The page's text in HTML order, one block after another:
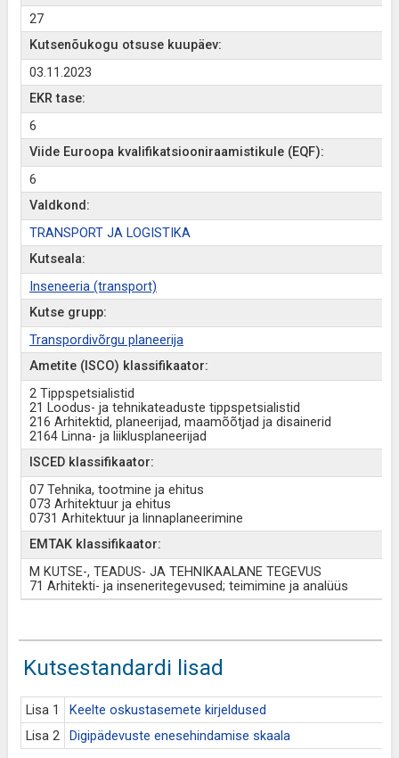
27
Kutsenõukogu otsuse kuupäev:
03.11.2023
EKR tase:
6
Viide Euroopa kvalifikatsiooniraamistikule (EQF):
6
Valdkond:
TRANSPORT JA LOGISTIKA
Kutseala:
Inseneeria (transport)
Kutse grupp:
Transpordivõrgu planeerija
Ametite (ISCO) klassifikaator:
2 Tippspetsialistid
21 Loodus- ja tehnikateaduste tippspetsialistid
216 Arhitektid, planeerijad, maamõõtjad ja disainerid
2164 Linna- ja liiklusplaneerijad
ISCED klassifikaator:
07 Tehnika, tootmine ja ehitus
073 Arhitektuur ja ehitus
0731 Arhitektuur ja linnaplaneerimine
EMTAK klassifikaator:
M KUTSE-, TEADUS- JA TEHNIKAALANE TEGEVUS
71 Arhitekti- ja inseneritegevused; teimimine ja analüüs
Kutsestandardi lisad
Lisa 1
Keelte oskustasemete kirjeldused
Lisa 2
Digipädevuste enesehindamise skaala